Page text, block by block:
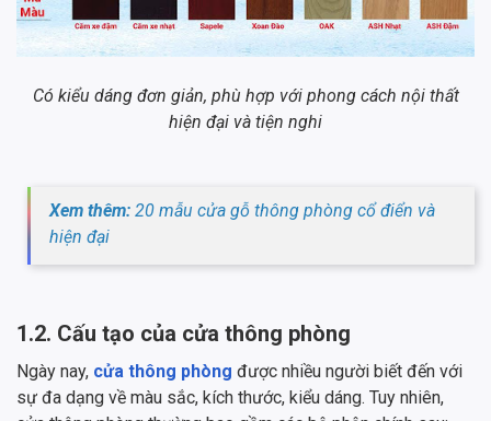
Có kiểu dáng đơn giản, phù hợp với phong cách nội thất
hiện đại và tiện nghi
Xem thêm: 20 mẫu cửa gỗ thông phòng cổ điển và
hiện đại
1.2. Cấu tạo của cửa thông phòng
Ngày nay, cửa thông phòng được nhiều người biết đến với
sự đa dạng về màu sắc, kích thước, kiểu dáng. Tuy nhiên,